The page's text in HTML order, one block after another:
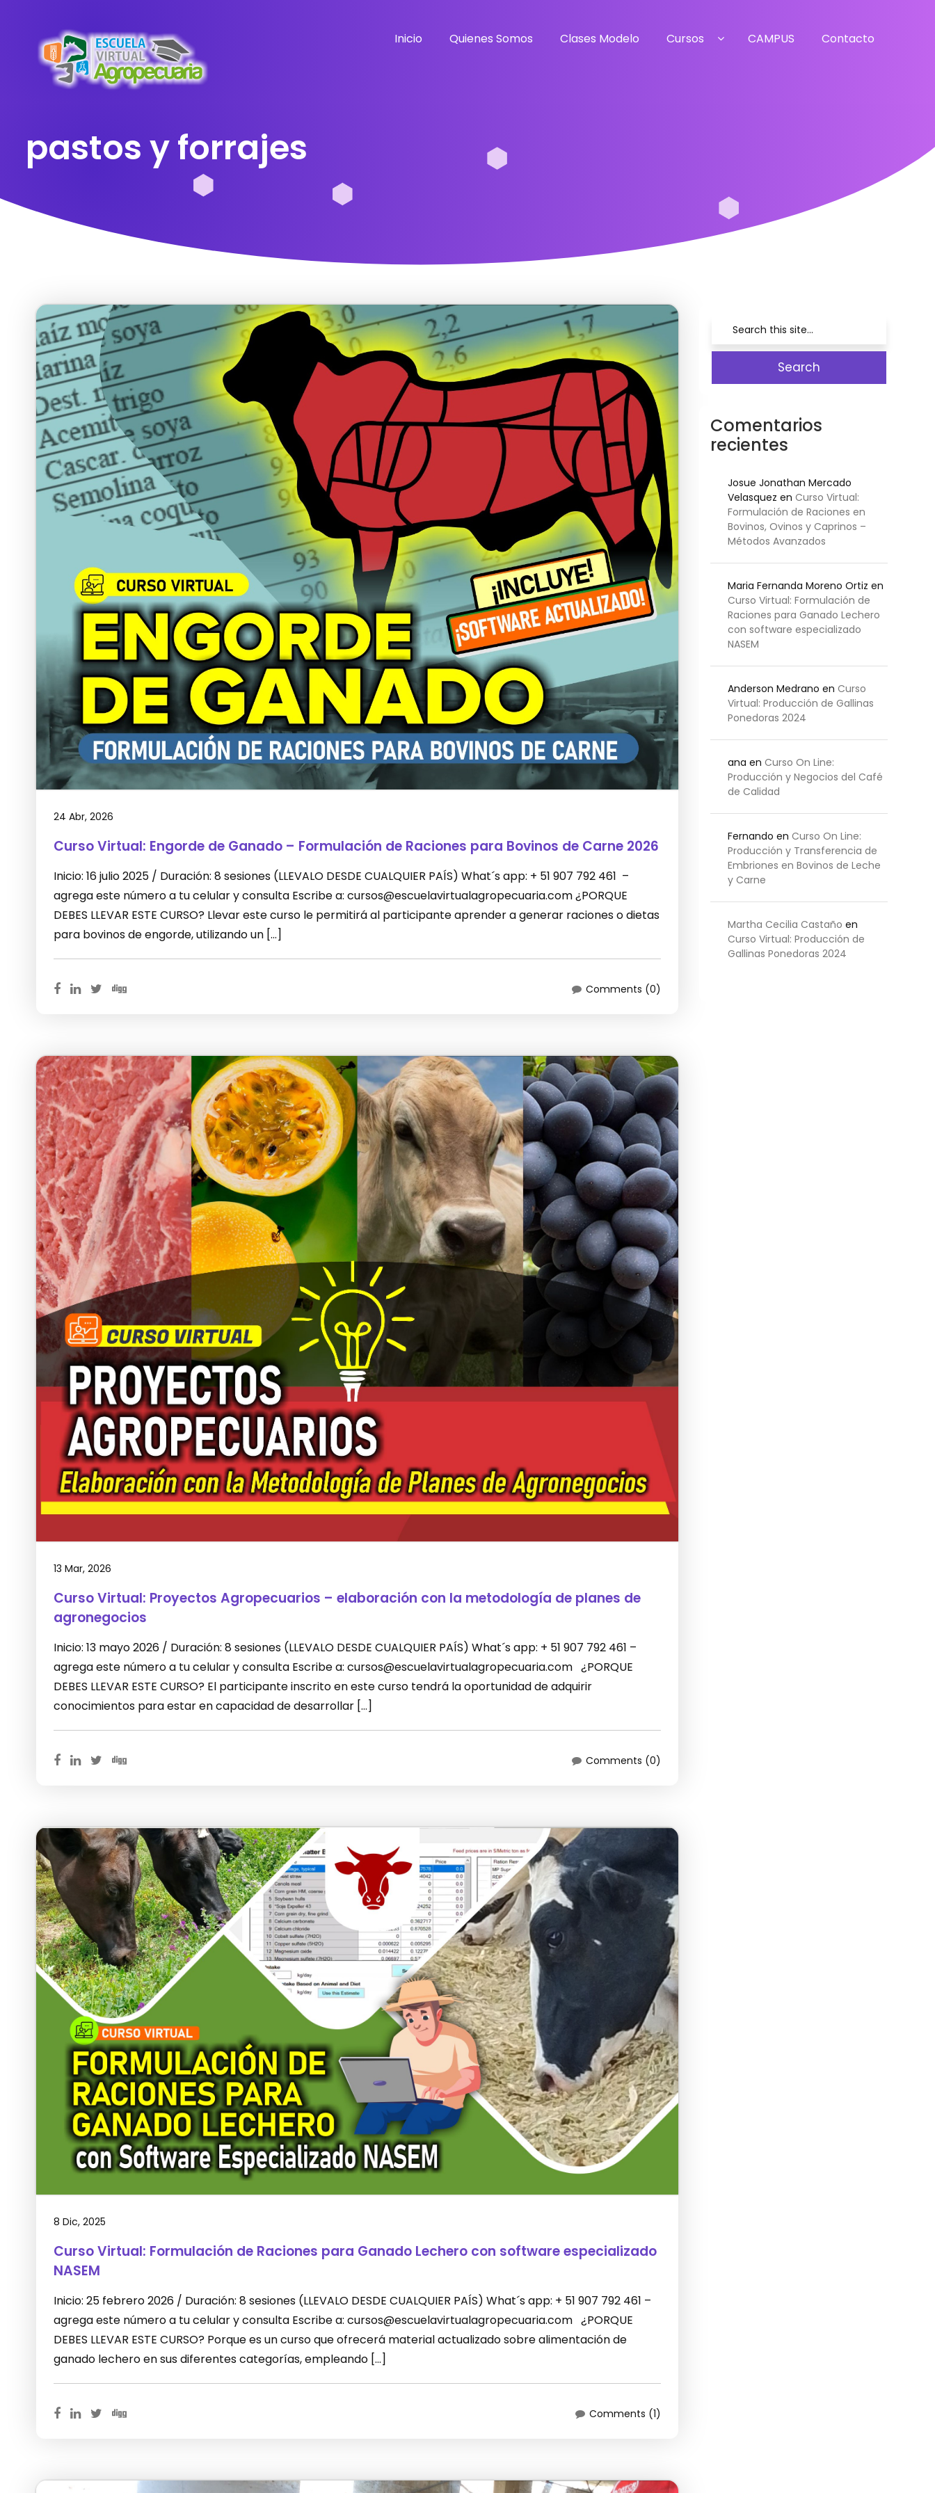
Inicio Quienes Somos Clases Modelo Cursos CAMPUS Contacto
pastos y forrajes
24 Abr, 2026
Curso Virtual: Engorde de Ganado – Formulación de Raciones para Bovinos de Carne 2026
Inicio: 16 julio 2025 / Duración: 8 sesiones (LLEVALO DESDE CUALQUIER PAÍS) What´s app: + 51 907 792 461 –
agrega este número a tu celular y consulta Escribe a: cursos@escuelavirtualagropecuaria.com ¿PORQUE
DEBES LLEVAR ESTE CURSO? Llevar este curso le permitirá al participante aprender a generar raciones o dietas
para bovinos de engorde, utilizando un […]
Comments (0)
13 Mar, 2026
Curso Virtual: Proyectos Agropecuarios – elaboración con la metodología de planes de
agronegocios
Inicio: 13 mayo 2026 / Duración: 8 sesiones (LLEVALO DESDE CUALQUIER PAÍS) What´s app: + 51 907 792 461 –
agrega este número a tu celular y consulta Escribe a: cursos@escuelavirtualagropecuaria.com ¿PORQUE
DEBES LLEVAR ESTE CURSO? El participante inscrito en este curso tendrá la oportunidad de adquirir
conocimientos para estar en capacidad de desarrollar […]
Comments (0)
8 Dic, 2025
Curso Virtual: Formulación de Raciones para Ganado Lechero con software especializado
NASEM
Inicio: 25 febrero 2026 / Duración: 8 sesiones (LLEVALO DESDE CUALQUIER PAÍS) What´s app: + 51 907 792 461 –
agrega este número a tu celular y consulta Escribe a: cursos@escuelavirtualagropecuaria.com ¿PORQUE
DEBES LLEVAR ESTE CURSO? Porque es un curso que ofrecerá material actualizado sobre alimentación de
ganado lechero en sus diferentes categorías, empleando […]
Comments (1)
Comentarios
recientes
Josue Jonathan Mercado
Velasquez en Curso Virtual:
Formulación de Raciones en
Bovinos, Ovinos y Caprinos –
Métodos Avanzados
Maria Fernanda Moreno Ortiz en
Curso Virtual: Formulación de
Raciones para Ganado Lechero
con software especializado
NASEM
Anderson Medrano en Curso
Virtual: Producción de Gallinas
Ponedoras 2024
ana en Curso On Line:
Producción y Negocios del Café
de Calidad
Fernando en Curso On Line:
Producción y Transferencia de
Embriones en Bovinos de Leche
y Carne
Martha Cecilia Castaño en
Curso Virtual: Producción de
Gallinas Ponedoras 2024